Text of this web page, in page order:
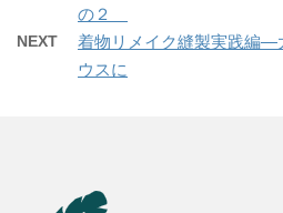
の２
NEXT
着物リメイク縫製実践編―
ウスに